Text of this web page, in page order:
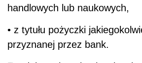
handlowych lub naukowych,
• z tytułu pożyczki
przyznanej przez bank.